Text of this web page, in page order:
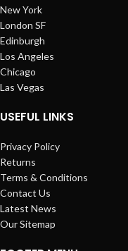
New York
London SF
Edinburgh
Los Angeles
Chicago
Las Vegas
USEFUL LINKS
Privacy Policy
Returns
Terms & Conditions
Contact Us
Latest News
Our Sitemap